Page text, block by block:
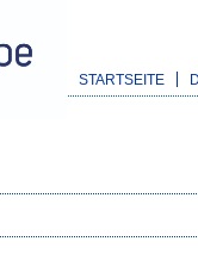
STARTSEITE